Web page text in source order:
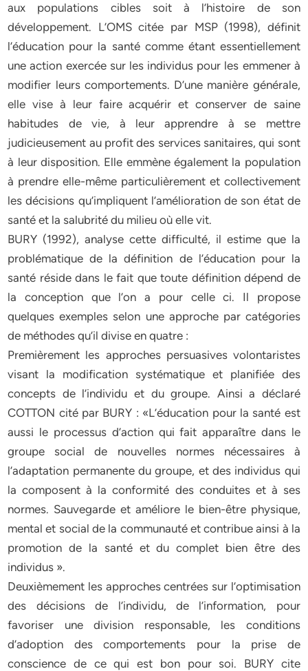
aux populations cibles soit à l’histoire de son
développement. L’OMS citée par MSP (1998), définit
l’éducation pour la santé comme étant essentiellement
une action exercée sur les individus pour les emmener à
modifier leurs comportements. D’une manière générale,
elle vise à leur faire acquérir et conserver de saine
habitudes de vie, à leur apprendre à se mettre
judicieusement au profit des services sanitaires, qui sont
à leur disposition. Elle emmène également la population
à prendre elle-même particulièrement et collectivement
les décisions qu’impliquent l’amélioration de son état de
santé et la salubrité du milieu où elle vit.
BURY (1992), analyse cette difficulté, il estime que la
problématique de la définition de l’éducation pour la
santé réside dans le fait que toute définition dépend de
la conception que l’on a pour celle ci. Il propose
quelques exemples selon une approche par catégories
de méthodes qu’il divise en quatre :
Premièrement les approches persuasives volontaristes
visant la modification systématique et planifiée des
concepts de l’individu et du groupe. Ainsi a déclaré
COTTON cité par BURY : «L’éducation pour la santé est
aussi le processus d’action qui fait apparaître dans le
groupe social de nouvelles normes nécessaires à
l’adaptation permanente du groupe, et des individus qui
la composent à la conformité des conduites et à ses
normes. Sauvegarde et améliore le bien-être physique,
mental et social de la communauté et contribue ainsi à la
promotion de la santé et du complet bien être des
individus ».
Deuxièmement les approches centrées sur l’optimisation
des décisions de l’individu, de l’information, pour
favoriser une division responsable, les conditions
d’adoption des comportements pour la prise de
conscience de ce qui est bon pour soi. BURY cite